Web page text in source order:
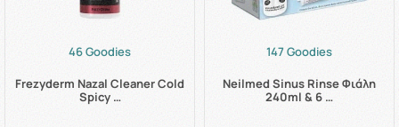
46 Goodies
Frezyderm Nazal Cleaner Cold
Spicy …
147 Goodies
Neilmed Sinus Rinse Φιάλη
240ml & 6 …